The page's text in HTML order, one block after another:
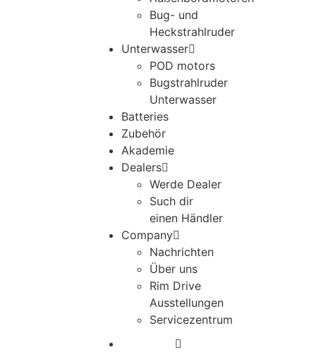
Bug- und
Heckstrahlruder
Unterwasser
POD motors
Bugstrahlruder
Unterwasser
Batteries
Zubehör
Akademie
Dealers
Werde Dealer
Such dir
einen Händler
Company
Nachrichten
Über uns
Rim Drive
Ausstellungen
Servicezentrum